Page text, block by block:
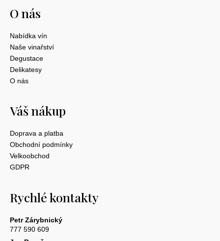
O nás
Nabídka vín
Naše vinařství
Degustace
Delikatesy
O nás
Váš nákup
Doprava a platba
Obchodní podmínky
Velkoobchod
GDPR
Rychlé kontakty
Petr Zárybnický
777 590 609